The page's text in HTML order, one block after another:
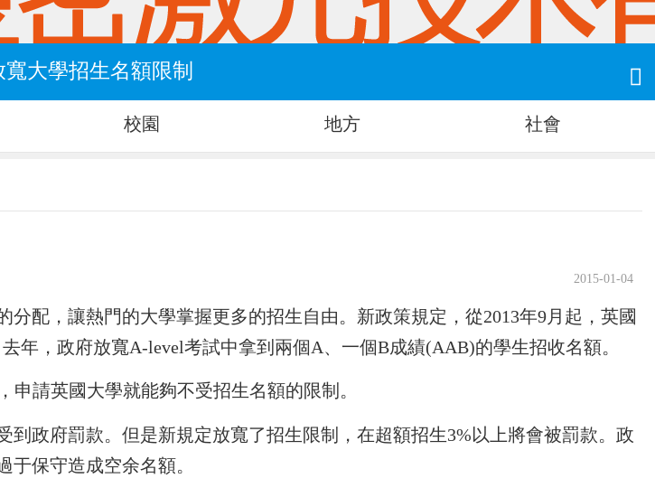
大學招生名額限制 
校園 地方 社會
2015-01-04
配，讓熱門的大學掌握更多的招生自由。新政策規定，從2013年9月起，英國
年，政府放寬A-level考試中拿到兩個A、一個B成績(AAB)的學生招收名額。
請英國大學就能夠不受招生名額的限制。
政府罰款。但是新規定放寬了招生限制，在超額招生3%以上將會被罰款。政
保守造成空余名額。